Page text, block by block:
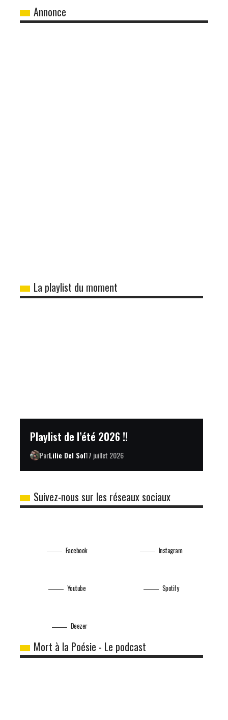
Annonce
La playlist du moment
Playlist de l’été 2026 !!
ParLilie Del Sol17 juillet 2026
Suivez-nous sur les réseaux sociaux
Facebook
Youtube
Instagram
Spotify
Deezer
Mort à la Poésie - Le podcast